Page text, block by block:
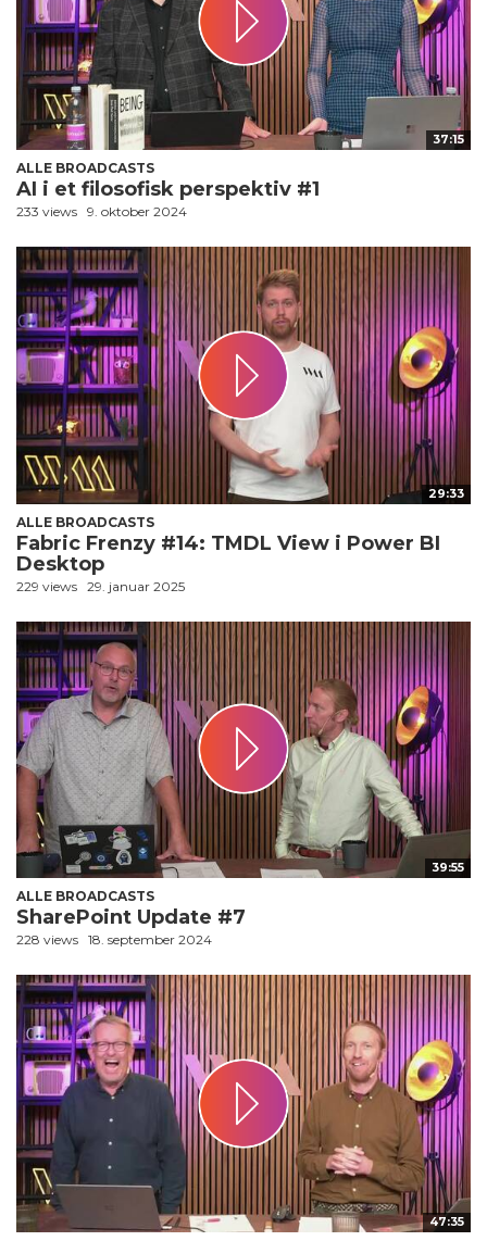
37:15
ALLE BROADCASTS
AI i et filosofisk perspektiv #1
233 views 9. oktober 2024
29:33
ALLE BROADCASTS
Fabric Frenzy #14: TMDL View i Power BI
Desktop
229 views 29. januar 2025
39:55
ALLE BROADCASTS
SharePoint Update #7
228 views 18. september 2024
47:35